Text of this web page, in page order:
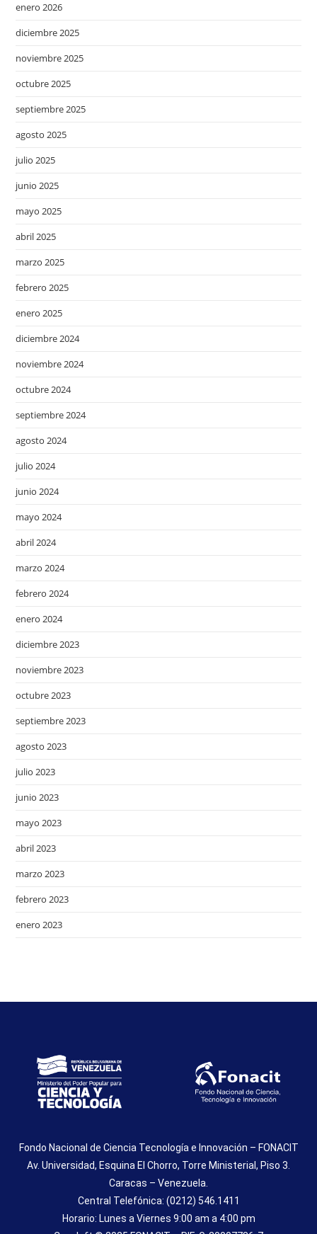
enero 2026
diciembre 2025
noviembre 2025
octubre 2025
septiembre 2025
agosto 2025
julio 2025
junio 2025
mayo 2025
abril 2025
marzo 2025
febrero 2025
enero 2025
diciembre 2024
noviembre 2024
octubre 2024
septiembre 2024
agosto 2024
julio 2024
junio 2024
mayo 2024
abril 2024
marzo 2024
febrero 2024
enero 2024
diciembre 2023
noviembre 2023
octubre 2023
septiembre 2023
agosto 2023
julio 2023
junio 2023
mayo 2023
abril 2023
marzo 2023
febrero 2023
enero 2023
Fondo Nacional de Ciencia Tecnología e Innovación – FONACIT
Av. Universidad, Esquina El Chorro, Torre Ministerial, Piso 3.
Caracas – Venezuela.
Central Telefónica: (0212) 546.1411
Horario: Lunes a Viernes 9:00 am a 4:00 pm